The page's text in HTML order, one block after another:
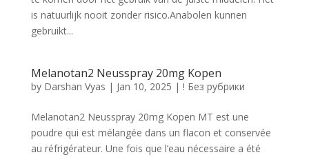
is natuurlijk nooit zonder risico.Anabolen kunnen
gebruikt...
Melanotan2 Neusspray 20mg Kopen
by Darshan Vyas | Jan 10, 2025 | ! Без рубрики
Melanotan2 Neusspray 20mg Kopen MT est une
poudre qui est mélangée dans un flacon et conservée
au réfrigérateur. Une fois que l’eau nécessaire a été